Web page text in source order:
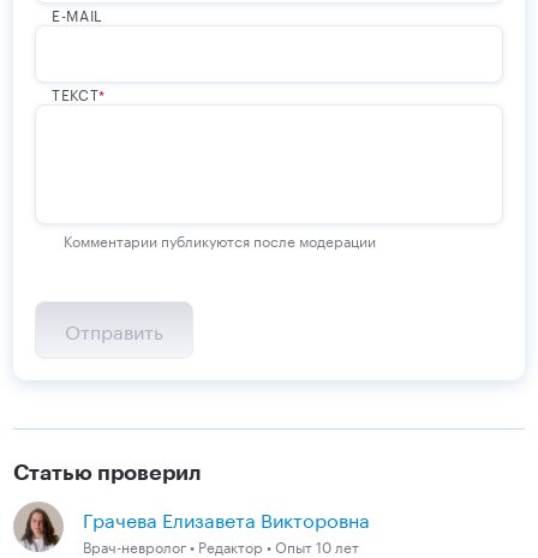
E-MAIL
ТЕКСТ
Комментарии публикуются после модерации
Статью проверил
Грачева Елизавета Викторовна
Врач-невролог • Редактор • Опыт 10 лет